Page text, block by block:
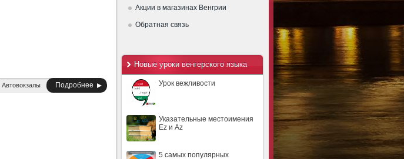
Акции в магазинах Венгрии
Обратная связь
Новые уроки венгерского языка
Урок вежливости
Указательные местоимения
Ez и Az
5 самых популярных
Автовокзалы Подробнее